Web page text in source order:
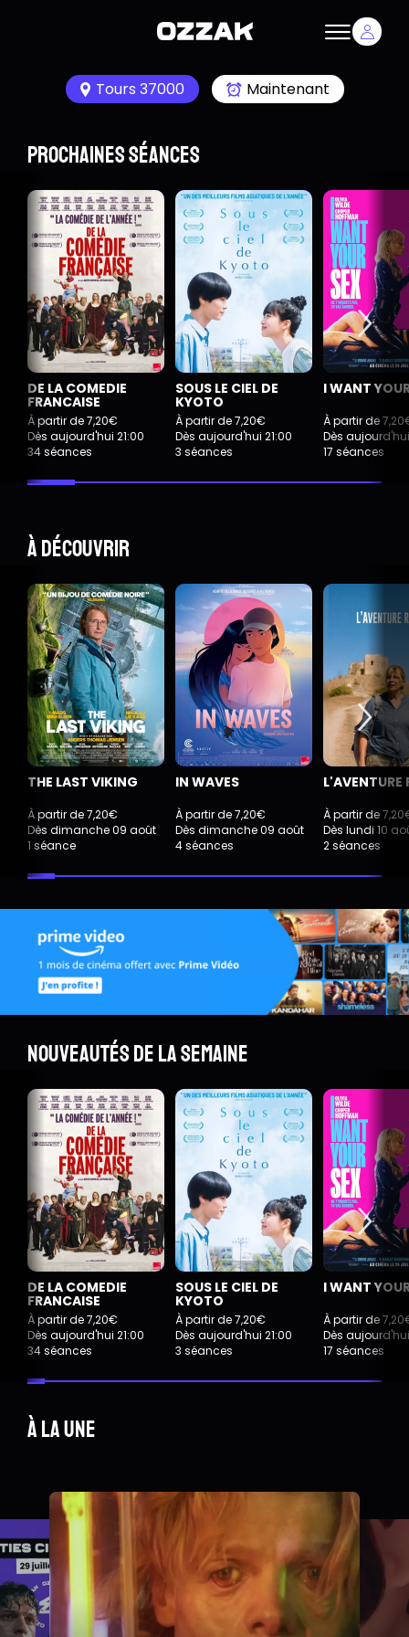
Tours 37000 Maintenant
Prochaines séances
DE LA COMEDIE
FRANCAISE
À partir de 7,20€
Dès aujourd'hui 21:00
34 séances
SOUS LE CIEL DE
KYOTO
À partir de 7,20€
Dès aujourd'hui 21:00
3 séances
I WANT
À partir de
Dès
17 séances
À découvrir
THE LAST VIKING
À partir de 7,20€
Dès dimanche 09 août
1 séance
IN WAVES
À partir de 7,20€
Dès dimanche 09 août
4 séances
L'AVENTURE
À partir de
Dès lundi 10
2 séances
Nouveautés de la semaine
DE LA COMEDIE
FRANCAISE
À partir de 7,20€
Dès aujourd'hui 21:00
34 séances
SOUS LE CIEL DE
KYOTO
À partir de 7,20€
Dès aujourd'hui 21:00
3 séances
I WANT
À partir de
Dès
17 séances
À la une